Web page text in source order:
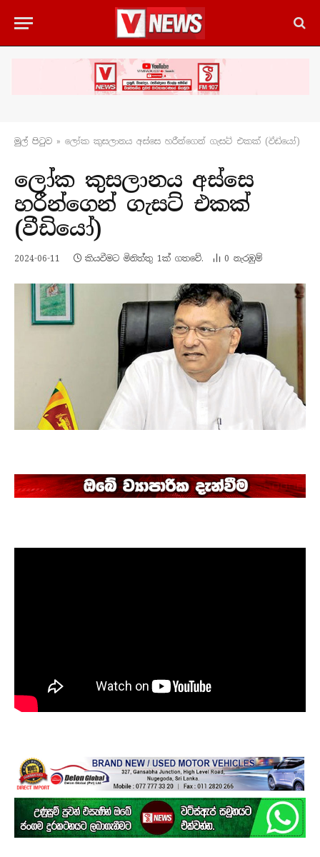
මුල් පිටු​ව » ලෝක කුසලානය අස්සෙ හරීන්ගෙන් ගැසට් එකක් (වීඩියෝ)
ලෝක කුසලානය අස්සෙ
හරීන්ගෙන් ගැසට් එකක්
(වීඩියෝ)
2024-06-11 කියවීමට මිනිත්තු 1ක් ගතවේ. 0 නැරඹු​ම්